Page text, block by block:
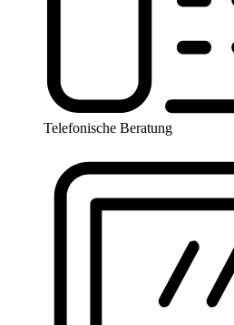
Telefonische Beratung